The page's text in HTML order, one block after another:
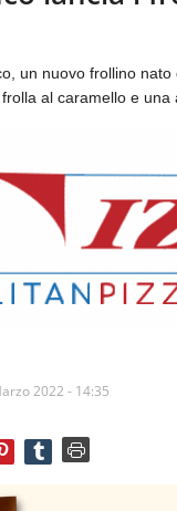
un nuovo frollino
al caramello e una
2022 - 14:35